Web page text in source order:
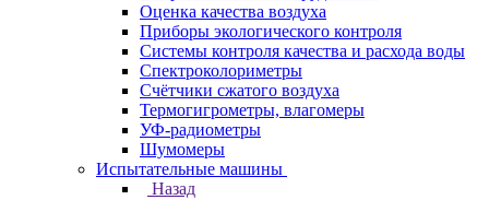
Оценка качества воздуха
Приборы экологического контроля
Системы контроля качества и расхода воды
Спектроколориметры
Счётчики сжатого воздуха
Термогигрометры, влагомеры
УФ-радиометры
Шумомеры
Испытательные машины
Назад